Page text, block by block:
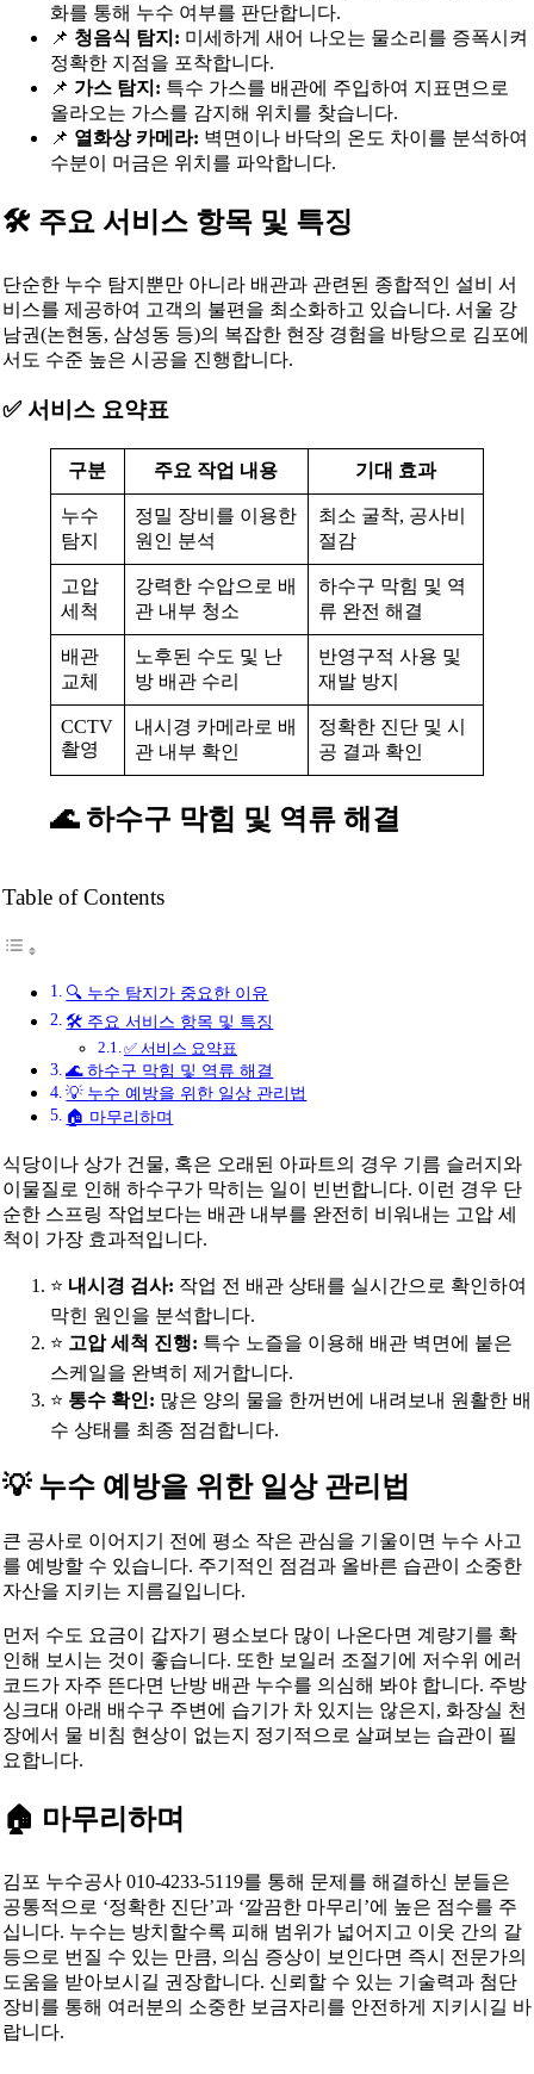
화를 통해 누수 여부를 판단합니다.
📌 청음식 탐지: 미세하게 새어 나오는 물소리를 증폭시켜
정확한 지점을 포착합니다.
📌 가스 탐지: 특수 가스를 배관에 주입하여 지표면으로
올라오는 가스를 감지해 위치를 찾습니다.
📌 열화상 카메라: 벽면이나 바닥의 온도 차이를 분석하여
수분이 머금은 위치를 파악합니다.
🛠️ 주요 서비스 항목 및 특징
단순한 누수 탐지뿐만 아니라 배관과 관련된 종합적인 설비 서
비스를 제공하여 고객의 불편을 최소화하고 있습니다. 서울 강
남권(논현동, 삼성동 등)의 복잡한 현장 경험을 바탕으로 김포에
서도 수준 높은 시공을 진행합니다.
✅ 서비스 요약표
구분 주요 작업 내용 기대 효과
누수
탐지
정밀 장비를 이용한
원인 분석
최소 굴착, 공사비
절감
고압
세척
강력한 수압으로 배
관 내부 청소
하수구 막힘 및 역
류 완전 해결
배관
교체
노후된 수도 및 난
방 배관 수리
반영구적 사용 및
재발 방지
CCTV
촬영
내시경 카메라로 배
관 내부 확인
정확한 진단 및 시
공 결과 확인
🌊 하수구 막힘 및 역류 해결
Table of Contents
🔍 누수 탐지가 중요한 이유
🛠️ 주요 서비스 항목 및 특징
✅ 서비스 요약표
🌊 하수구 막힘 및 역류 해결
💡 누수 예방을 위한 일상 관리법
🏠 마무리하며
식당이나 상가 건물, 혹은 오래된 아파트의 경우 기름 슬러지와
이물질로 인해 하수구가 막히는 일이 빈번합니다. 이런 경우 단
순한 스프링 작업보다는 배관 내부를 완전히 비워내는 고압 세
척이 가장 효과적입니다.
⭐ 내시경 검사: 작업 전 배관 상태를 실시간으로 확인하여
막힌 원인을 분석합니다.
⭐ 고압 세척 진행: 특수 노즐을 이용해 배관 벽면에 붙은
스케일을 완벽히 제거합니다.
⭐ 통수 확인: 많은 양의 물을 한꺼번에 내려보내 원활한 배
수 상태를 최종 점검합니다.
💡 누수 예방을 위한 일상 관리법
큰 공사로 이어지기 전에 평소 작은 관심을 기울이면 누수 사고
를 예방할 수 있습니다. 주기적인 점검과 올바른 습관이 소중한
자산을 지키는 지름길입니다.
먼저 수도 요금이 갑자기 평소보다 많이 나온다면 계량기를 확
인해 보시는 것이 좋습니다. 또한 보일러 조절기에 저수위 에러
코드가 자주 뜬다면 난방 배관 누수를 의심해 봐야 합니다. 주방
싱크대 아래 배수구 주변에 습기가 차 있지는 않은지, 화장실 천
장에서 물 비침 현상이 없는지 정기적으로 살펴보는 습관이 필
요합니다.
🏠 마무리하며
김포 누수공사 010-4233-5119를 통해 문제를 해결하신 분들은
공통적으로 ‘정확한 진단’과 ‘깔끔한 마무리’에 높은 점수를 주
십니다. 누수는 방치할수록 피해 범위가 넓어지고 이웃 간의 갈
등으로 번질 수 있는 만큼, 의심 증상이 보인다면 즉시 전문가의
도움을 받아보시길 권장합니다. 신뢰할 수 있는 기술력과 첨단
장비를 통해 여러분의 소중한 보금자리를 안전하게 지키시길 바
랍니다.